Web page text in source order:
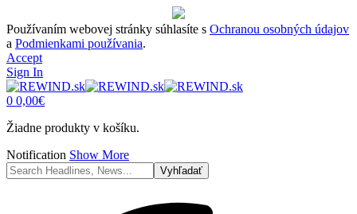
Používaním webovej stránky súhlasíte s Ochranou osobných údajov
a Podmienkami používania.
Accept
Sign In
0 0,00€
Žiadne produkty v košíku.
Notification Show More